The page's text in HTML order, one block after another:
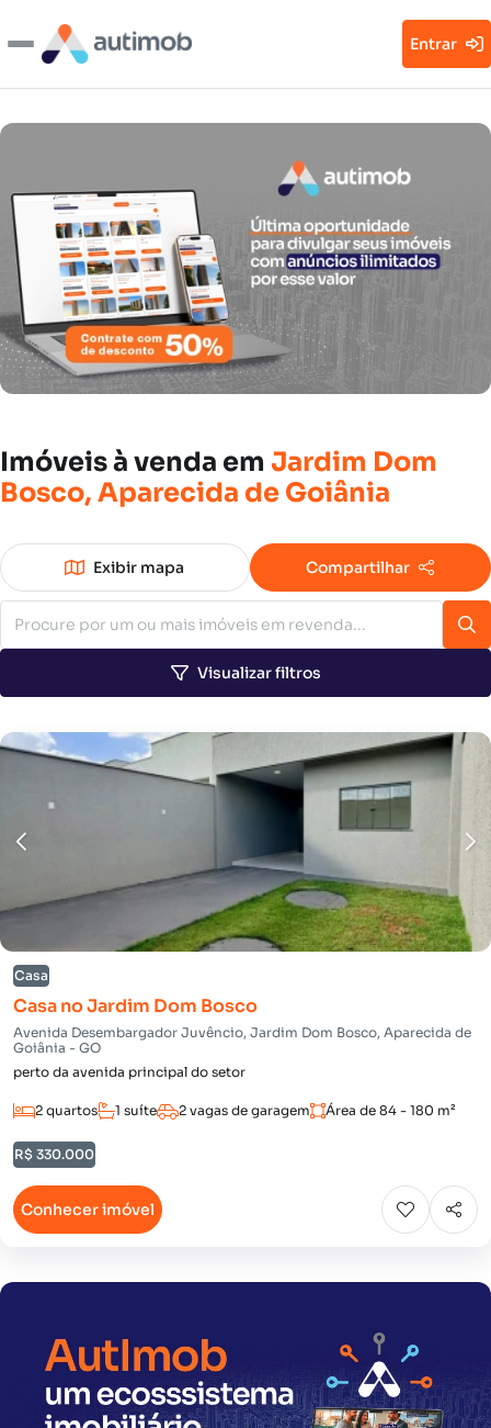
Entrar
Imóveisà venda em Jardim Dom
Bosco, Aparecida de Goiânia
Exibir mapa Compartilhar
Visualizar filtros
Casa
Casa no Jardim Dom Bosco
Avenida Desembargador Juvêncio, Jardim Dom Bosco, Aparecida de
Goiânia - GO
perto da avenida principal do setor
2 quartos 1 suíte 2 vagas de garagem Área de 84 - 180 m²
R$ 330.000
Conhecer imóvel